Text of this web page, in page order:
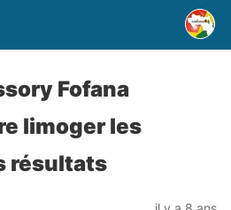
Fofana
limoger les
résultats